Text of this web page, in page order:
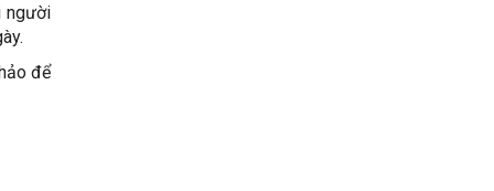
người
để